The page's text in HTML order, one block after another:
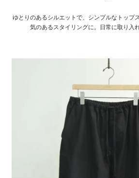
ゆとりのあるシルエットで、シンプルなトップ
気のあるスタイリングに。日常に取り入